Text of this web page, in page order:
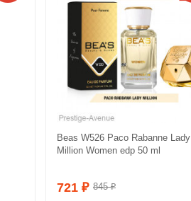
Beas W526 Paco Rabanne Lady
Million Women edp 50 ml
721 ₽ 845₽